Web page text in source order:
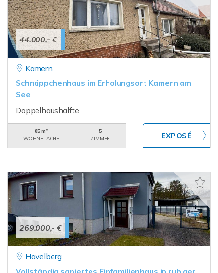
44.000,- €
Kamern
Schnäppchenhaus im Erholungsort Kamern am
See
Doppelhaushälfte
85 m²
WOHNFLÄCHE
5
ZIMMER
269.000,- €
Havelberg
Vollständig saniertes Einfamilienhaus in ruhiger